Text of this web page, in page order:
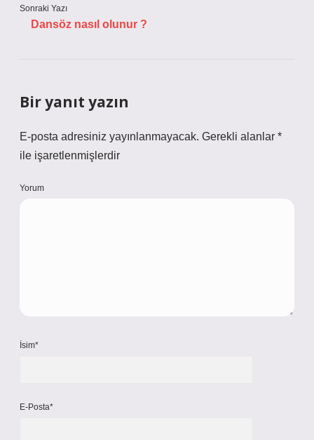
Sonraki Yazı
Dansöz nasıl olunur ?
Bir yanıt yazın
E-posta adresiniz yayınlanmayacak. Gerekli alanlar *
ile işaretlenmişlerdir
Yorum
İsim*
E-Posta*